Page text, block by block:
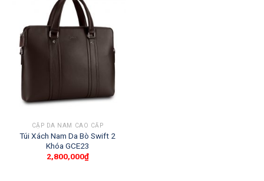
CẶP DA NAM CAO CẤP
Túi Xách Nam Da Bò Swift 2
Khóa GCE23
2,800,000₫